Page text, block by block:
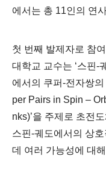
에서는 총 11인의 연
첫 번째 발제자로 참
대학교 교수는 ‘스핀-
에서의 쿠퍼-전자쌍
per Pairs in Spin –
nks)’을 주제로 초전
스핀-궤도에서의 상
데 여러 가능성에 대